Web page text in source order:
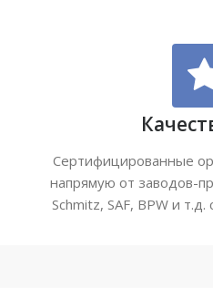
Сертифицированные
напрямую от заводов-
Schmitz, SAF, BPW и